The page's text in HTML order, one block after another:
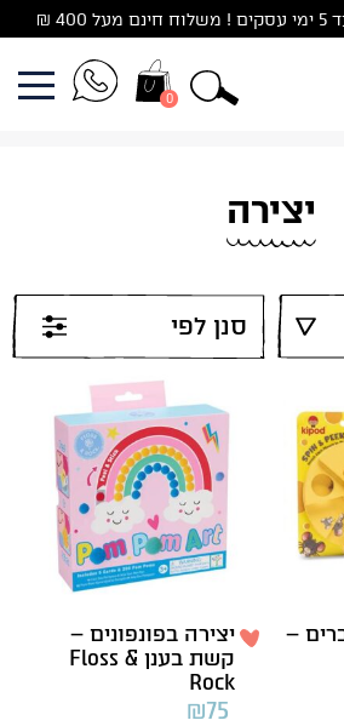
₪
0
יצירה
סנן לפי
–
יצירה בפונפונים –
קשת בענן Floss &
Rock
₪75